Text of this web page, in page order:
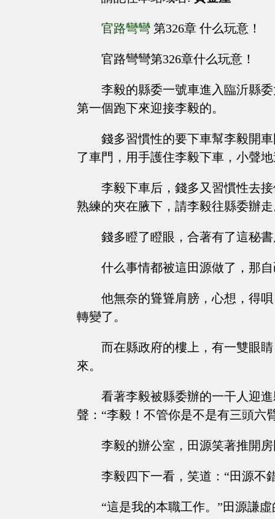
官路彎彎 第326章 什么玩意！
官路彎彎第326章什么玩意！
李毅的縣委一號車進入臨沂縣
第一個跑下來迎接李毅的。
錢多習慣性的要下車幫李毅開
了車門，用手護住李毅下車，小聲
李毅下車后，錢多又習慣性去
熟練的夾在腋下，請李毅往縣委辦
錢多瞪了瞪眼，合著有了這秘
什么事情都被這田源做了，那
他無奈的聳聳肩膀，心想，得
轉變了。
而在縣政府的樓上，有一雙眼
來。
看著李毅被縣委辦的一干人迎
聲：“李毅！不管你是不是有三頭六
李毅的辦公室，田源笑著推開
李毅四下一看，笑道：“田源不
“這是我的本職工作。”田源謙